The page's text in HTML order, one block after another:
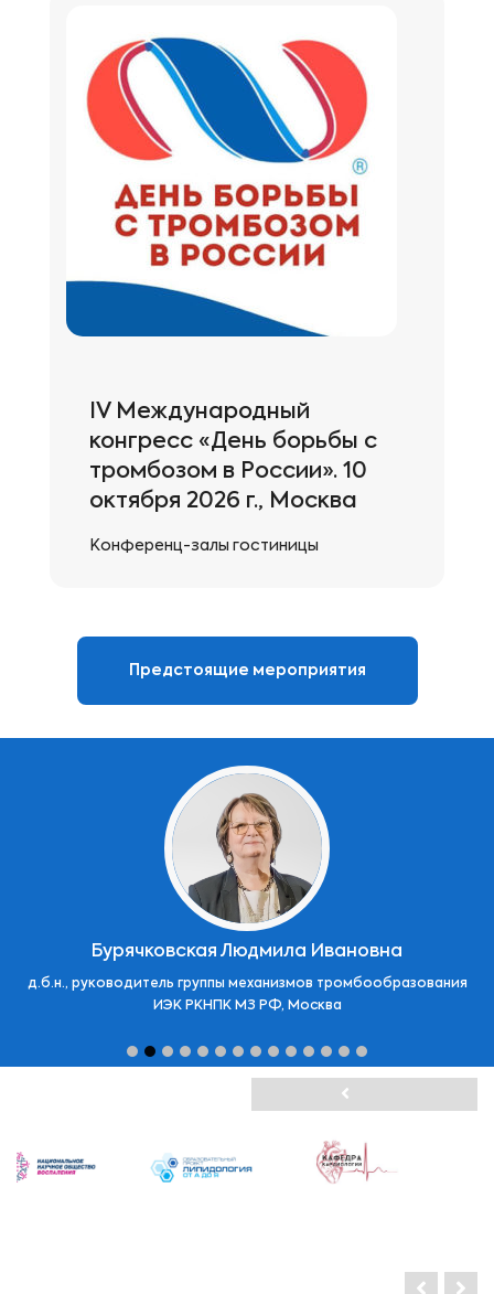
IV Международный
конгресс «День борьбы с
тромбозом в России». 10
октября 2026 г., Москва
Конференц-залы гостиницы
Предстоящие мероприятия
Бурячковская Людмила Ивановна
д.б.н., руководитель группы механизмов тромбообразования
ИЭК РКНПК МЗ РФ, Москва